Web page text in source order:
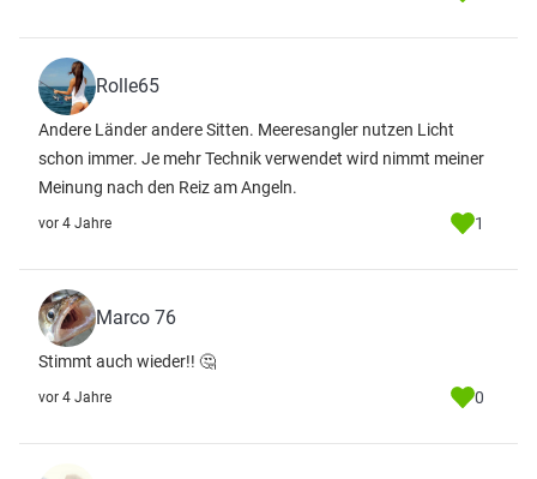
Rolle65
Andere Länder andere Sitten. Meeresangler nutzen Licht
schon immer. Je mehr Technik verwendet wird nimmt meiner
Meinung nach den Reiz am Angeln.
vor 4 Jahre 1
Marco 76
Stimmt auch wieder!! 🤔
vor 4 Jahre 0